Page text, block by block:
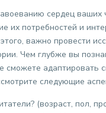
сердец ваших
их потребностей и
важно провести
Чем глубже вы
сможете адаптировать
следующие
(возраст, пол,